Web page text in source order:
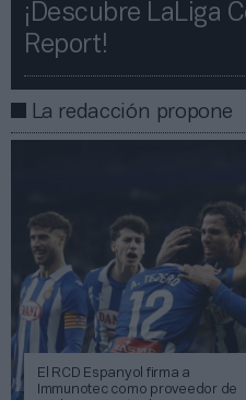
¡Descubre LaLiga
Report!​​
La redacción propone
El RCD Espanyol firma a
Immunotec como proveedor de